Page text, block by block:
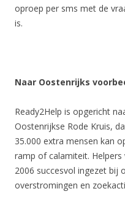
oproep per sms met de
is.
Naar Oostenrijks
Ready2Help is opgericht
Oostenrijkse Rode Kruis,
35.000 extra mensen kan
ramp of calamiteit. Helpers
2006 succesvol ingezet bij
overstromingen en